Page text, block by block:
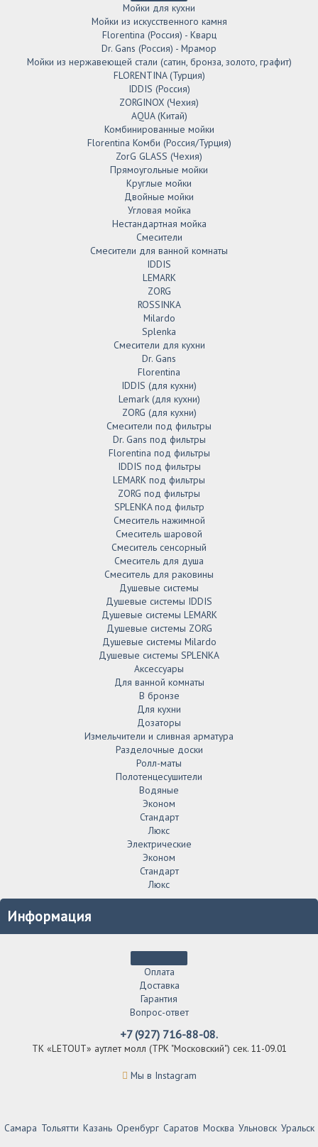
Мойки для кухни
Мойки из искусственного камня
Florentina (Россия) - Кварц
Dr. Gans (Россия) - Мрамор
Мойки из нержавеющей стали (сатин, бронза, золото, графит)
FLORENTINA (Турция)
IDDIS (Россия)
ZORGINOX (Чехия)
AQUA (Китай)
Комбинированные мойки
Florentina Комби (Россия/Турция)
ZorG GLASS (Чехия)
Прямоугольные мойки
Круглые мойки
Двойные мойки
Угловая мойка
Нестандартная мойка
Смесители
Смесители для ванной комнаты
IDDIS
LEMARK
ZORG
ROSSINKA
Milardo
Splenka
Смесители для кухни
Dr. Gans
Florentina
IDDIS (для кухни)
Lemark (для кухни)
ZORG (для кухни)
Смесители под фильтры
Dr. Gans под фильтры
Florentina под фильтры
IDDIS под фильтры
LEMARK под фильтры
ZORG под фильтры
SPLENKA под фильтр
Смеситель нажимной
Смеситель шаровой
Смеситель сенсорный
Смеситель для душа
Смеситель для раковины
Душевые системы
Душевые системы IDDIS
Душевые системы LEMARK
Душевые системы ZORG
Душевые системы Milardo
Душевые системы SPLENKA
Аксессуары
Для ванной комнаты
В бронзе
Для кухни
Дозаторы
Измельчители и сливная арматура
Разделочные доски
Ролл-маты
Полотенцесушители
Водяные
Эконом
Стандарт
Люкс
Электрические
Эконом
Стандарт
Люкс
Информация
Оплата
Доставка
Гарантия
Вопрос-ответ
+7 (927) 716-88-08.
ТК «LETOUT» аутлет молл (ТРК "Московский") сек. 11-09.01
Мы в Instagram
Самара Тольятти Казань Оренбург Саратов Москва Ульновск Уральск